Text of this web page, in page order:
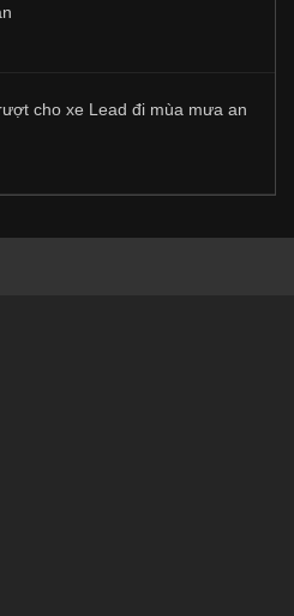
cho xe Lead đi mùa mưa an